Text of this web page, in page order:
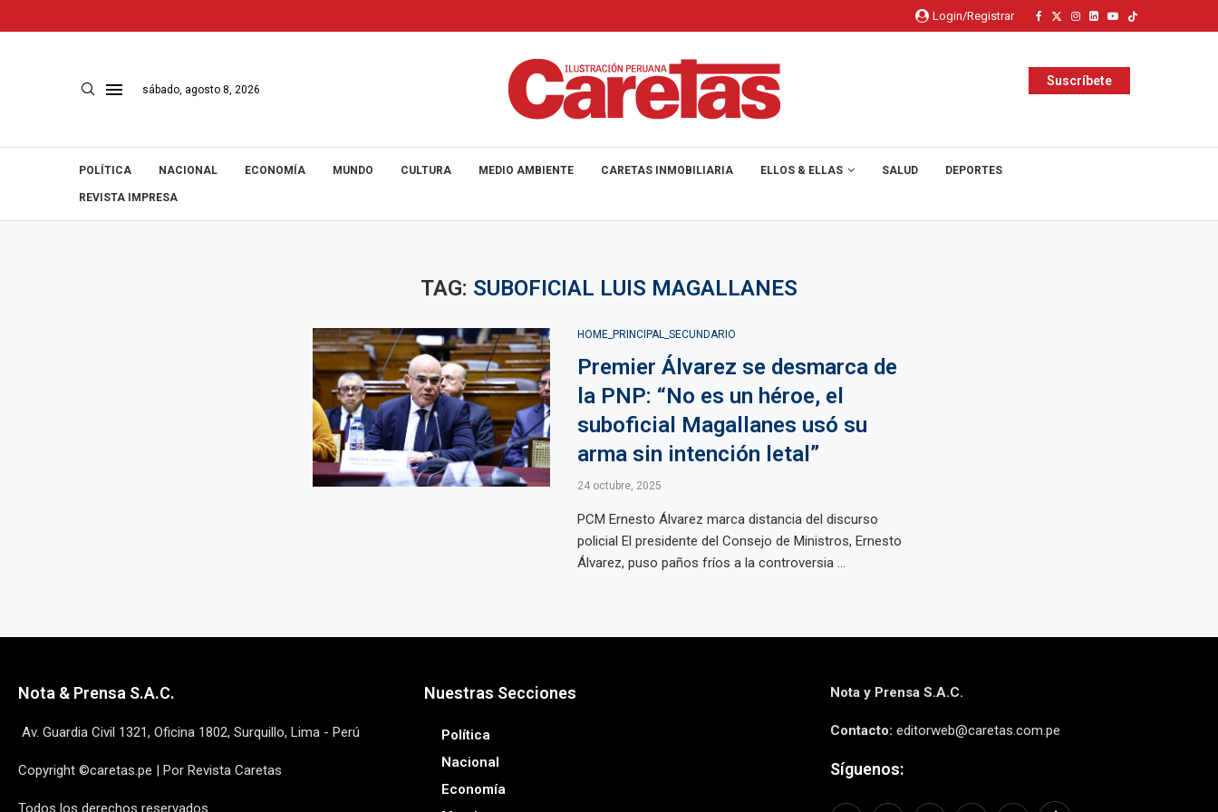
Login/Registrar
sábado, agosto 8, 2026
Suscríbete
POLÍTICA NACIONAL ECONOMÍA MUNDO CULTURA MEDIO AMBIENTE CARETAS INMOBILIARIA ELLOS & ELLAS SALUD DEPORTES
REVISTA IMPRESA
TAG: SUBOFICIAL LUIS MAGALLANES
HOME_PRINCIPAL_SECUNDARIO
Premier Álvarez se desmarca de
la PNP: “No es un héroe, el
suboficial Magallanes usó su
arma sin intención letal”
24 octubre, 2025
PCM Ernesto Álvarez marca distancia del discurso
policial El presidente del Consejo de Ministros, Ernesto
Álvarez, puso paños fríos a la controversia ...
Nota & Prensa S.A.C.
Av. Guardia Civil 1321, Oficina 1802, Surquillo, Lima - Perú
Copyright ©caretas.pe | Por Revista Caretas
Todos los derechos reservados
Nuestras Secciones
Política
Nacional
Economía
Nota y Prensa S.A.C.
Contacto: editorweb@caretas.com.pe
Síguenos: